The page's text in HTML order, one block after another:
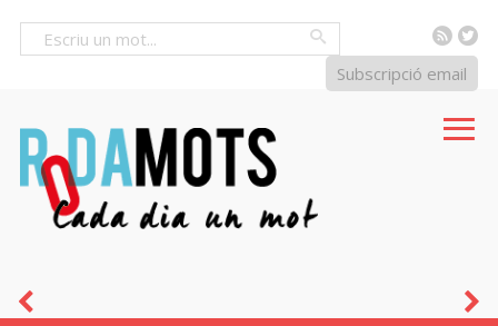
RSS
Subscripció email
tenir